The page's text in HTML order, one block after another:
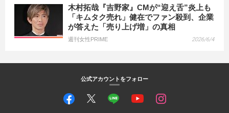
木村拓哉『吉野家』CMが“迎え舌”炎上も
「キムタク売れ」健在でファン殺到、企業
が答えた「売り上げ増」の真相
週刊女性PRIME 2026/6/4
公式アカウントをフォロー